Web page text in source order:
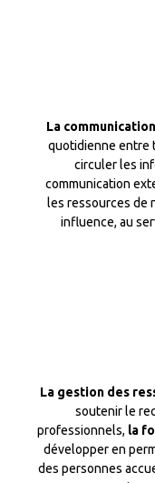
La
quotidienne entre
circuler les
communication
les ressources de
influence, au
La gestion des
soutenir le
professionnels, la
développer en
des personnes